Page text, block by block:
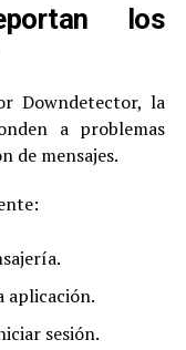
los
Downdetector, la
a problemas
de mensajes.
aplicación.
sesión.